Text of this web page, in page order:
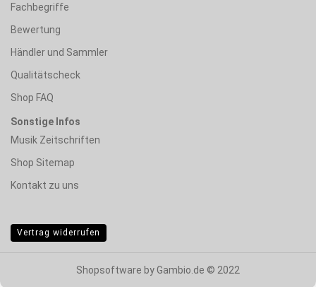
Fachbegriffe
Bewertung
Händler und Sammler
Qualitätscheck
Shop FAQ
Sonstige Infos
Musik Zeitschriften
Shop Sitemap
Kontakt zu uns
Vertrag widerrufen
Shopsoftware by Gambio.de © 2022